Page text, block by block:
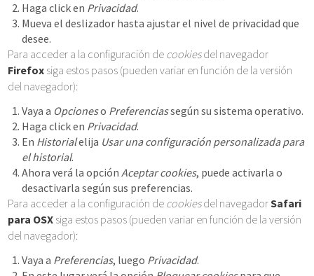
Haga click en Privacidad.
Mueva el deslizador hasta ajustar el nivel de privacidad que
desee.
Para acceder a la configuración de cookiesdel navegador
Firefox siga estos pasos (pueden variar en función de la versión
del navegador):
Vaya a Opcioneso Preferenciassegún su sistema operativo.
Haga click en Privacidad.
En Historialelija Usar una configuración personalizada para
el historial.
Ahora verá la opciónAceptar cookies, puede activarla o
desactivarla según sus preferencias.
Para acceder a la configuración de cookiesdel navegadorSafari
para OSX siga estos pasos (pueden variar en función de la versión
del navegador):
Vaya a Preferencias, luego Privacidad.